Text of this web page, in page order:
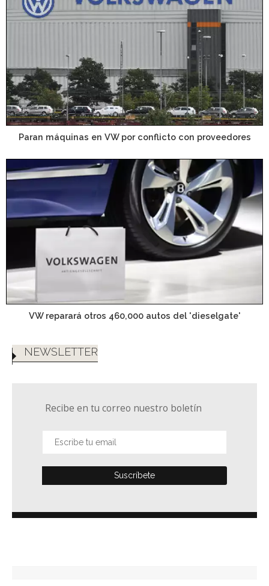
Paran máquinas en VW por conflicto con proveedores
VW reparará otros 460,000 autos del 'dieselgate'
NEWSLETTER
Recibe en tu correo nuestro boletín